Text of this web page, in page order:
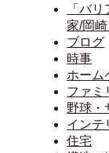
「バ
家/岡崎
ブログ
時事
ホーム
ファミ
野球・
インテ
住宅